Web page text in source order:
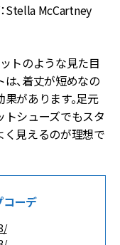
Stella McCartney
ットのような見た目
は、着丈が短めなの
果があります。足元
トシューズでもスタ
く見えるのが理想で
コーデ